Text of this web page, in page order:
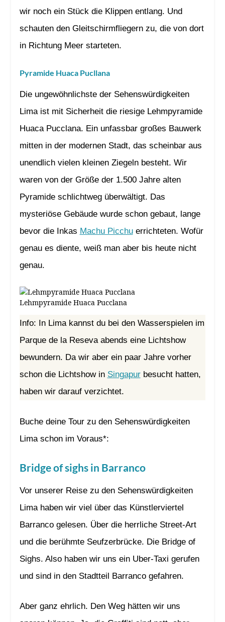
wir noch ein Stück die Klippen entlang. Und
schauten den Gleitschirmfliegern zu, die von dort
in Richtung Meer starteten.
Pyramide Huaca Pucllana
Die ungewöhnlichste der Sehenswürdigkeiten
Lima ist mit Sicherheit die riesige Lehmpyramide
Huaca Pucclana. Ein unfassbar großes Bauwerk
mitten in der modernen Stadt, das scheinbar aus
unendlich vielen kleinen Ziegeln besteht. Wir
waren von der Größe der 1.500 Jahre alten
Pyramide schlichtweg überwältigt. Das
mysteriöse Gebäude wurde schon gebaut, lange
bevor die Inkas Machu Picchuerrichteten. Wofür
genau es diente, weiß man aber bis heute nicht
genau.
Lehmpyramide Huaca Pucclana
Info: In Lima kannst du bei den Wasserspielen im
Parque de la Reseva abends eine Lichtshow
bewundern. Da wir aber ein paar Jahre vorher
schon die Lichtshow in Singapurbesucht hatten,
haben wir darauf verzichtet.
Buche deine Tour zu den Sehenswürdigkeiten
Lima schon im Voraus*:
Bridge of sighs in Barranco
Vor unserer Reise zu den Sehenswürdigkeiten
Lima haben wir viel über das Künstlerviertel
Barranco gelesen. Über die herrliche Street-Art
und die berühmte Seufzerbrücke. Die Bridge of
Sighs. Also haben wir uns ein Uber-Taxi gerufen
und sind in den Stadtteil Barranco gefahren.
Aber ganz ehrlich. Den Weg hätten wir uns